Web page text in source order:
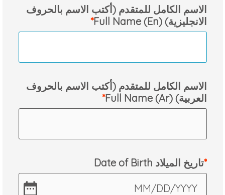
الاسم الكامل للمتقدم (أكتب الاسم بالحروف
الانجليزية) Full Name (En)
الاسم الكامل للمتقدم (أكتب الاسم بالحروف
العربية) Full Name (Ar)
Date of Birth تاريخ الميلاد
MM/DD/YYYY